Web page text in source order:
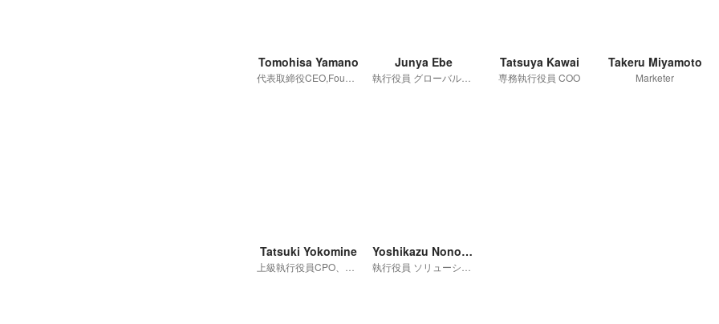
Tomohisa Yamano Junya Ebe Tatsuya Kawai
専務執行役員 COO
Takeru Miyamoto
Marketer
Tatsuki Yokomine Yoshikazu Nonomatsu